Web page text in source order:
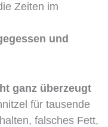
Zeiten im
und
ganz überzeugt
für tausende
falsches Fett,